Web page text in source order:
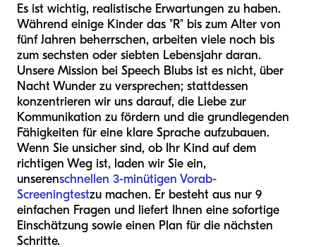
Es ist wichtig, realistische Erwartungen zu haben.
Während einige Kinder das "R" bis zum Alter von
fünf Jahren beherrschen, arbeiten viele noch bis
zum sechsten oder siebten Lebensjahr daran.
Unsere Mission bei Speech Blubs ist es nicht, über
Nacht Wunder zu versprechen; stattdessen
konzentrieren wir uns darauf, die Liebe zur
Kommunikation zu fördern und die grundlegenden
Fähigkeiten für eine klare Sprache aufzubauen.
Wenn Sie unsicher sind, ob Ihr Kind auf dem
richtigen Weg ist, laden wir Sie ein,
unserenschnellen 3-minütigen Vorab-
Screeningtestzu machen. Er besteht aus nur 9
einfachen Fragen und liefert Ihnen eine sofortige
Einschätzung sowie einen Plan für die nächsten
Schritte.